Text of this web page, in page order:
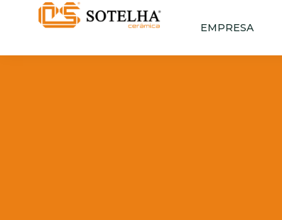
EMPRESA